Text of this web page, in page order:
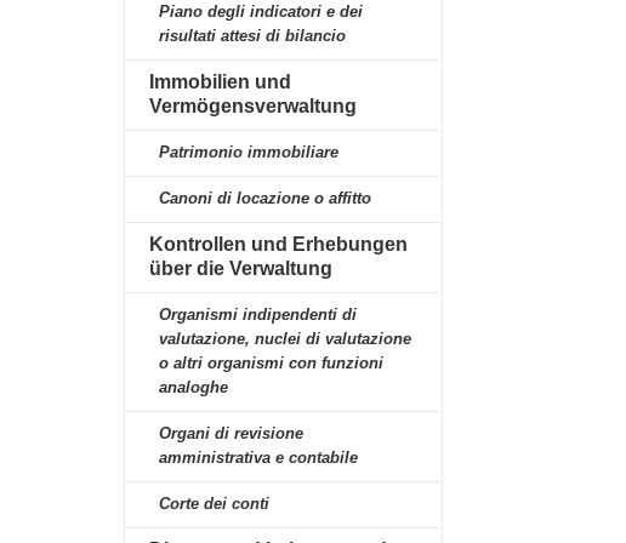
Piano degli indicatori e dei
risultati attesi di bilancio
Immobilien und
Vermögensverwaltung
Patrimonio immobiliare
Canoni di locazione o affitto
Kontrollen und Erhebungen
über die Verwaltung
Organismi indipendenti di
valutazione, nuclei di valutazione
o altri organismi con funzioni
analoghe
Organi di revisione
amministrativa e contabile
Corte dei conti